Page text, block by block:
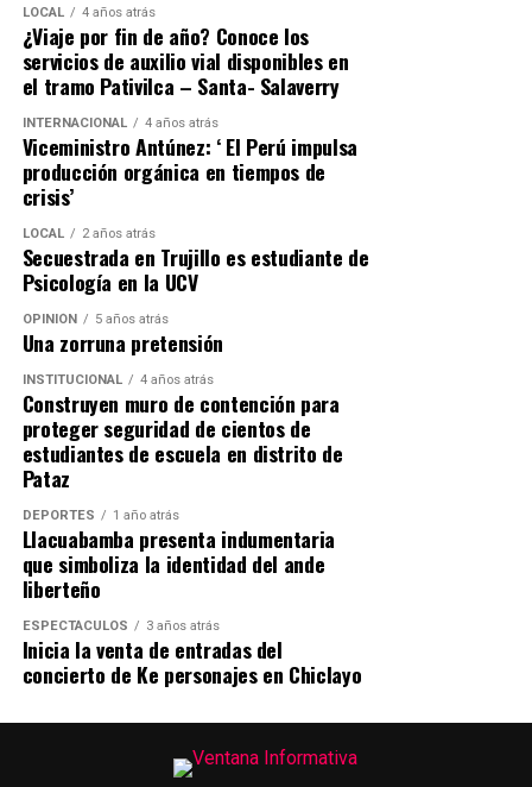
LOCAL 4 años atrás
¿Viaje por fin de año? Conoce los
servicios de auxilio vial disponibles en
el tramo Pativilca – Santa- Salaverry
INTERNACIONAL 4 años atrás
Viceministro Antúnez: ‘ El Perú impulsa
producción orgánica en tiempos de
crisis’
LOCAL 2 años atrás
Secuestrada en Trujillo es estudiante de
Psicología en la UCV
OPINIÓN 5 años atrás
Una zorruna pretensión
INSTITUCIONAL 4 años atrás
Construyen muro de contención para
proteger seguridad de cientos de
estudiantes de escuela en distrito de
Pataz
DEPORTES 1 año atrás
Llacuabamba presenta indumentaria
que simboliza la identidad del ande
liberteño
ESPECTÁCULOS 3 años atrás
Inicia la venta de entradas del
concierto de Ke personajes en Chiclayo